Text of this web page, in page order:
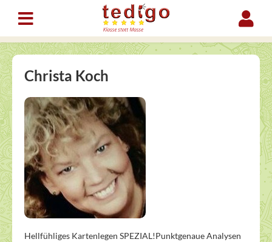
Christa Koch
Hellfühliges Kartenlegen SPEZIAL!Punktgenaue Analysen